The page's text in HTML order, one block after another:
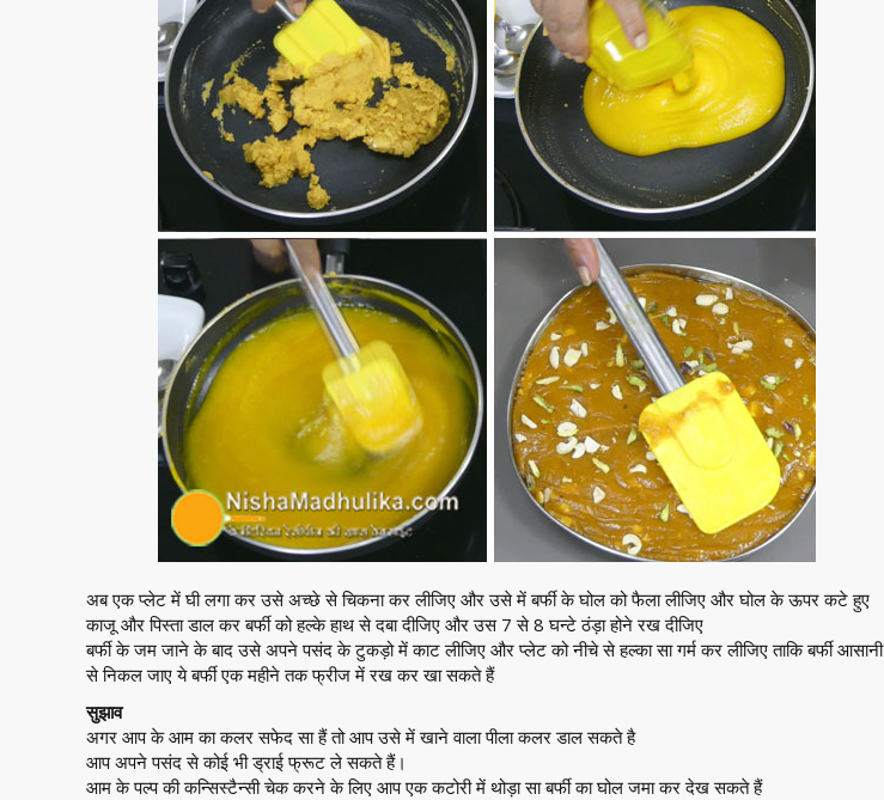
अब एक प्लेट में घी लगा कर उसे अच्छे से चिकना कर लीजिए और उसे में बर्फी के घोल को फैला लीजिए और घोल के ऊपर कटे हुए
काजू और पिस्ता डाल कर बर्फी को हल्के हाथ से दबा दीजिए और उस 7 से 8 घन्टे ठंड़ा होने रख दीजिए
बर्फी के जम जाने के बाद उसे अपने पसंद के टुकड़ो में काट लीजिए और प्लेट को नीचे से हल्का सा गर्म कर लीजिए ताकि बर्फी आसानी
से निकल जाए ये बर्फी एक महीने तक फ्रीज में रख कर खा सकते हैं
सुझाव
अगर आप के आम का कलर सफेद सा हैं तो आप उसे में खाने वाला पीला कलर डाल सकते है
आप अपने पसंद से कोई भी ड्राई फ्रूट ले सकते हैं।
आम के पल्प की कन्सिस्टैन्सी चेक करने के लिए आप एक कटोरी में थोड़ा सा बर्फी का घोल जमा कर देख सकते हैं